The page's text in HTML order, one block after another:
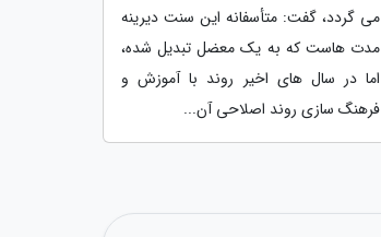
می گردد، گفت: متأسفانه این سنت دیرینه
مدت هاست که به یک معضل تبدیل شده،
اما در سال های اخیر روند با آموزش و
فرهنگ سازی روند اصلاحی آن...